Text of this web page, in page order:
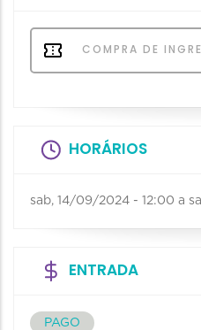
COMPRA DE
HORÁRIOS
sab, 14/09/2024 - 12:00 a
ENTRADA
PAGO